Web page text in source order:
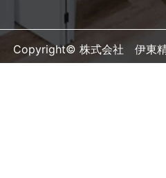
Copyright© 株式会社 伊東